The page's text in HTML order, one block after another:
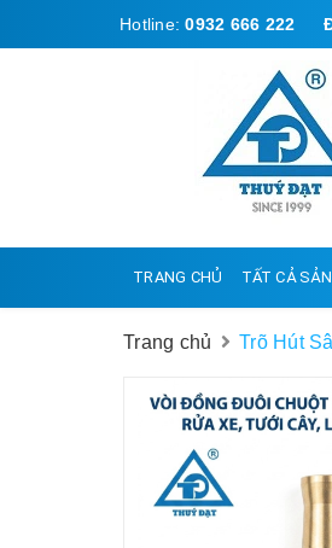
Hotline:0932 666 222
TRANG CHỦ TẤT CẢ
Trang chủ Trõ Hút